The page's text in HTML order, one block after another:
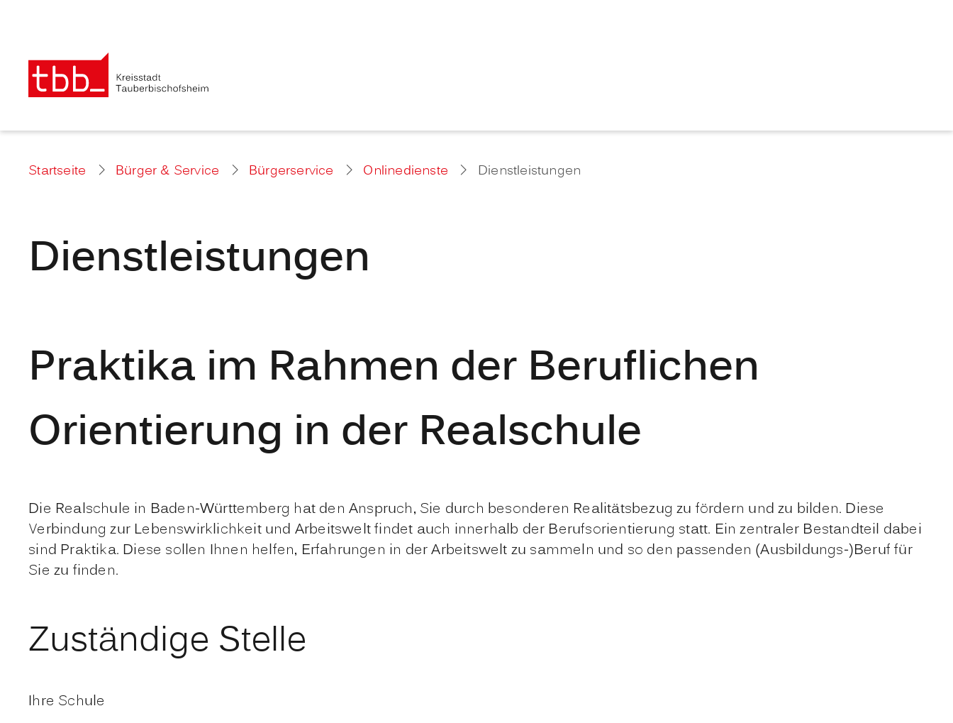
Startseite Bürger & Service Bürgerservice Onlinedienste Dienstleistungen
Dienstleistungen
Praktika im Rahmen der Beruflichen
Orientierung in der Realschule
Die Realschule in Baden-Württemberg hat den Anspruch, Sie durch besonderen Realitätsbezug zu fördern und zu bilden. Diese
Verbindung zur Lebenswirklichkeit und Arbeitswelt findet auch innerhalb der Berufsorientierung statt. Ein zentraler Bestandteil dabei
sind Praktika. Diese sollen Ihnen helfen, Erfahrungen in der Arbeitswelt zu sammeln und so den passenden (Ausbildungs-)Beruf für
Sie zu finden.
Zuständige Stelle
Ihre Schule